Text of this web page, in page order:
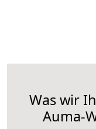
Was wir
Auma-